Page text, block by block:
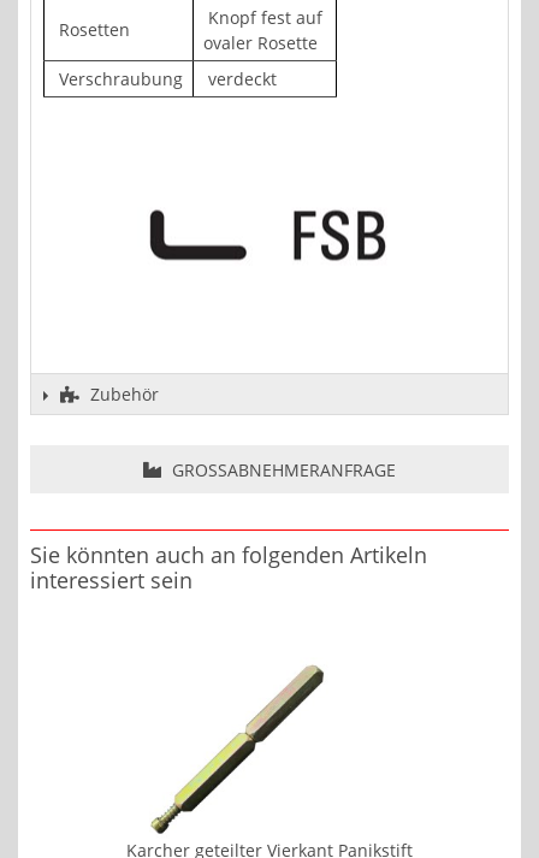
Rosetten
Knopf fest auf
ovaler Rosette
Verschraubung
verdeckt
Zubehör
GROSSABNEHMERANFRAGE
Sie könnten auch an folgenden Artikeln
interessiert sein
Karcher geteilter Vierkant Panikstift